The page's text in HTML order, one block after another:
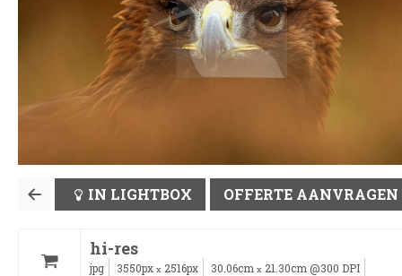
IN LIGHTBOX OFFERTE AANVRAGEN
hi-res
jpg 3550px x 2516px 30.06cm x 21.30cm @300 DPI